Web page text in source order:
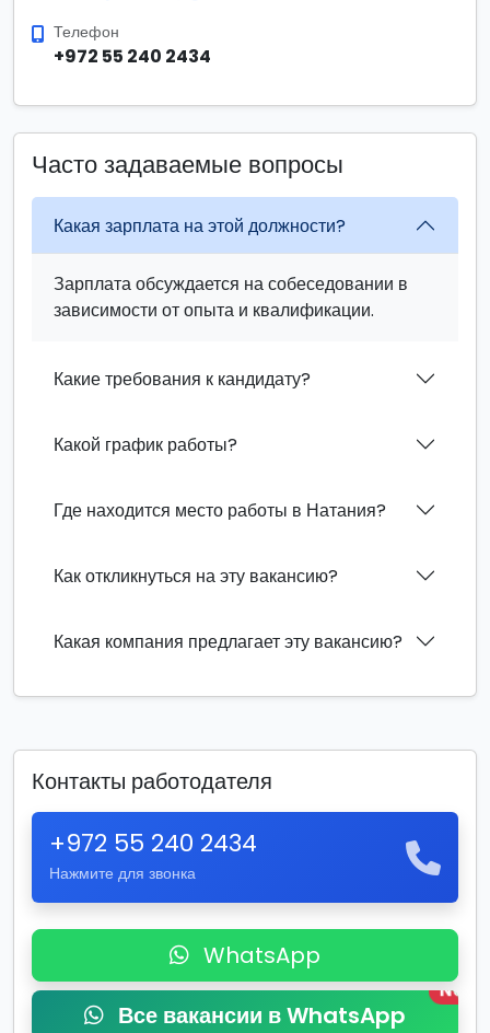
Телефон
+972 55 240 2434
Часто задаваемые вопросы
Какая зарплата на этой должности?
Зарплата обсуждается на собеседовании в
зависимости от опыта и квалификации.
Какие требования к кандидату?
Какой график работы?
Где находится место работы в Натания?
Как откликнуться на эту вакансию?
Какая компания предлагает эту вакансию?
Контакты работодателя
+972 55 240 2434
Нажмите для звонка
WhatsApp
Все вакансии в WhatsApp
New